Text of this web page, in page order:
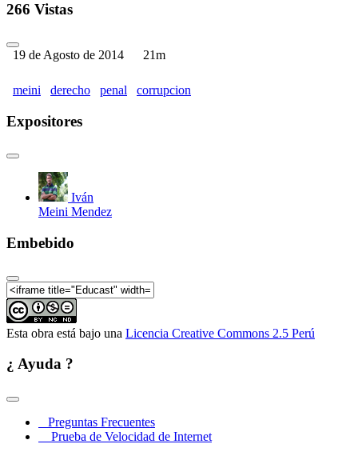
266 Vistas
19 de Agosto de 2014 21m
meini derecho penal corrupcion
Expositores
Iván
Meini Mendez
Embebido
Esta obra está bajo una Licencia Creative Commons 2.5 Perú
¿ Ayuda ?
Preguntas Frecuentes
Prueba de Velocidad de Internet